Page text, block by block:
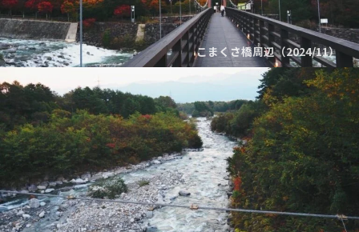
こまくさ橋周辺（2024/11）